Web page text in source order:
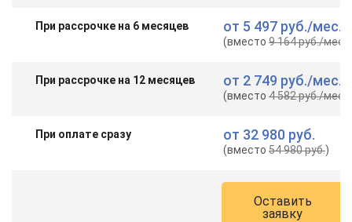
При рассрочке на 6 месяцев от 5 497 руб./мес.
(вместо9 164 руб./мес.
При рассрочке на 12 месяцев от 2 749 руб./мес.
(вместо4 582 руб./мес.
При оплате сразу от 32 980 руб.
(вместо54 980 руб.)
Оставить
заявку
WhatsApp
Vkontakte EMail